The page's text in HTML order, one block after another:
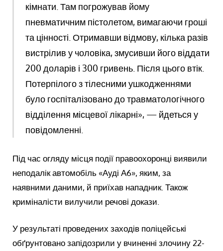
кімнати. Там погрожував йому
пневматичним пістолетом, вимагаючи гроші
та цінності. Отримавши відмову, кілька разів
вистрілив у чоловіка, змусивши його віддати
200 доларів і 300 гривень. Після цього втік.
Потерпілого з тілесними ушкодженнями
було госпіталізовано до травматологічного
відділення місцевої лікарні», — йдеться у
повідомленні.
Під час огляду місця події правоохоронці виявили
неподалік автомобіль «Ауді А6», яким, за
наявними даними, й приїхав нападник. Також
криміналісти вилучили речові докази.
У результаті проведених заходів поліцейські
обґрунтовано запідозрили у вчиненні злочину 22-